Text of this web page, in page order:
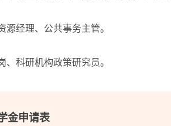
经理、公共事务主管。
科研机构政策研究员。
金申请表